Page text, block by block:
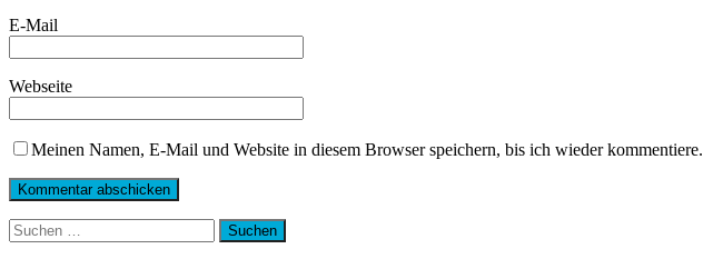
E-Mail
Webseite
Meinen Namen, E-Mail und Website in diesem Browser speichern, bis ich wieder kommentiere.
Suchen
nach: